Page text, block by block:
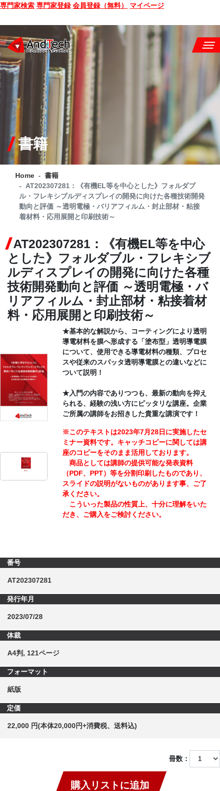
専門家検索 専門家登録 会員登録（無料） マイページ
SEMINAR
BOOK
CONSULTING
SERVICE
COMPANY
Q&A
SITE MAP
CONTACT
書籍
Home
書籍
AT202307281：《有機EL等を中心とした》フォルダブ
ル・フレキシブルディスプレイの開発に向けた各種技術開発
動向と評価 ～透明電極・バリアフィルム・封止部材・粘接
着材料・応用展開と印刷技術～
AT202307281：《有機EL等を中心
とした》フォルダブル・フレキシブ
ルディスプレイの開発に向けた各種
技術開発動向と評価 ～透明電極・バ
リアフィルム・封止部材・粘接着材
料・応用展開と印刷技術～
★基本的な解説から、コーティングにより透明
導電材料を膜へ形成する「塗布型」透明導電膜
について、使用できる導電材料の種類、プロセ
スや従来のスパッタ透明導電膜との違いなどに
ついて説明！
★入門の内容でありつつも、最新の動向を抑え
られる、経験の浅い方にピッタリな講座。企業
ご所属の講師をお招きした貴重な講演です！
※このテキストは2023年7月28日に実施したセ
ミナー資料です。キャッチコピーに関しては講
座のコピーをそのまま活用しております。
商品としては講師の提供可能な発表資料
（PDF、PPT）等を分割印刷したものであり、
スライドの説明がないものがあります事、ご了
承ください。
こういった製品の性質上、十分に理解をいた
だき、ご購入をご検討ください。
番号
AT202307281
発行年月
2023/07/28
体裁
A4判, 121ページ
フォーマット
紙版
定価
22,000 円(本体20,000円+消費税、送料込)
冊数：
購入リストに追加